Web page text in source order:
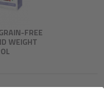
FREE
WEIGHT